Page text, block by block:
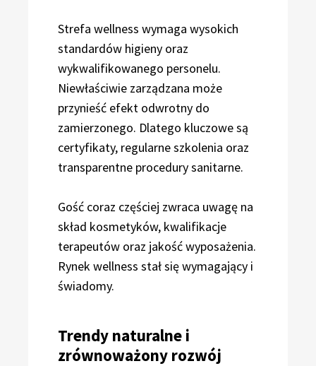
Strefa wellness wymaga wysokich
standardów higieny oraz
wykwalifikowanego personelu.
Niewłaściwie zarządzana może
przynieść efekt odwrotny do
zamierzonego. Dlatego kluczowe są
certyfikaty, regularne szkolenia oraz
transparentne procedury sanitarne.
Gość coraz częściej zwraca uwagę na
skład kosmetyków, kwalifikacje
terapeutów oraz jakość wyposażenia.
Rynek wellness stał się wymagający i
świadomy.
Trendy naturalne i
zrównoważony rozwój